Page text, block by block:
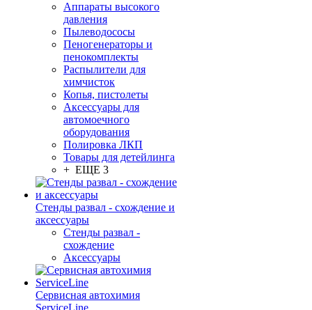
Аппараты высокого
давления
Пылеводососы
Пеногенераторы и
пенокомплекты
Распылители для
химчисток
Копья, пистолеты
Аксессуары для
автомоечного
оборудования
Полировка ЛКП
Товары для детейлинга
+ ЕЩЕ 3
Стенды развал - схождение и
аксессуары
Стенды развал -
схождение
Аксессуары
Сервисная автохимия
ServiceLine